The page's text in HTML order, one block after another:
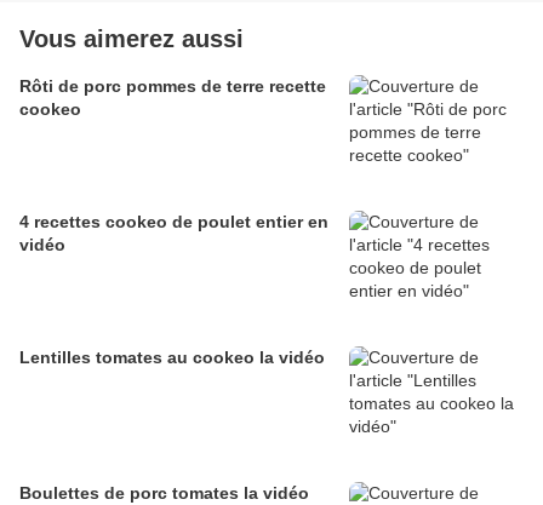
Vous aimerez aussi
Rôti de porc pommes de terre recette
cookeo
4 recettes cookeo de poulet entier en
vidéo
Lentilles tomates au cookeo la vidéo
Boulettes de porc tomates la vidéo